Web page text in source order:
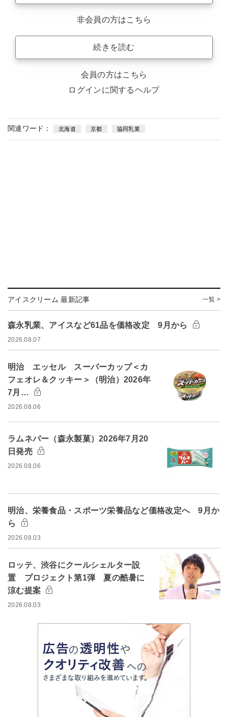
非会員の方はこちら
続きを読む
会員の方はこちら
ログインに関するヘルプ
関連ワード： 北海道 京都 協同乳業
アイスクリーム 最新記事 一覧 >
森永乳業、アイスなど61品を価格改定 9月から
2026.08.07
明治 エッセル スーパーカップ＜カ
フェオレ＆クッキー＞（明治）2026年
7月…
2026.08.06
ラムネバー（森永製菓）2026年7月20
日発売
2026.08.06
明治、栄養食品・スポーツ栄養品など価格改定へ 9月か
ら
2026.08.03
ロッテ、渋谷にクールシェルター設
置 プロジェクト第1弾 夏の酷暑に
涼む提案
2026.08.03